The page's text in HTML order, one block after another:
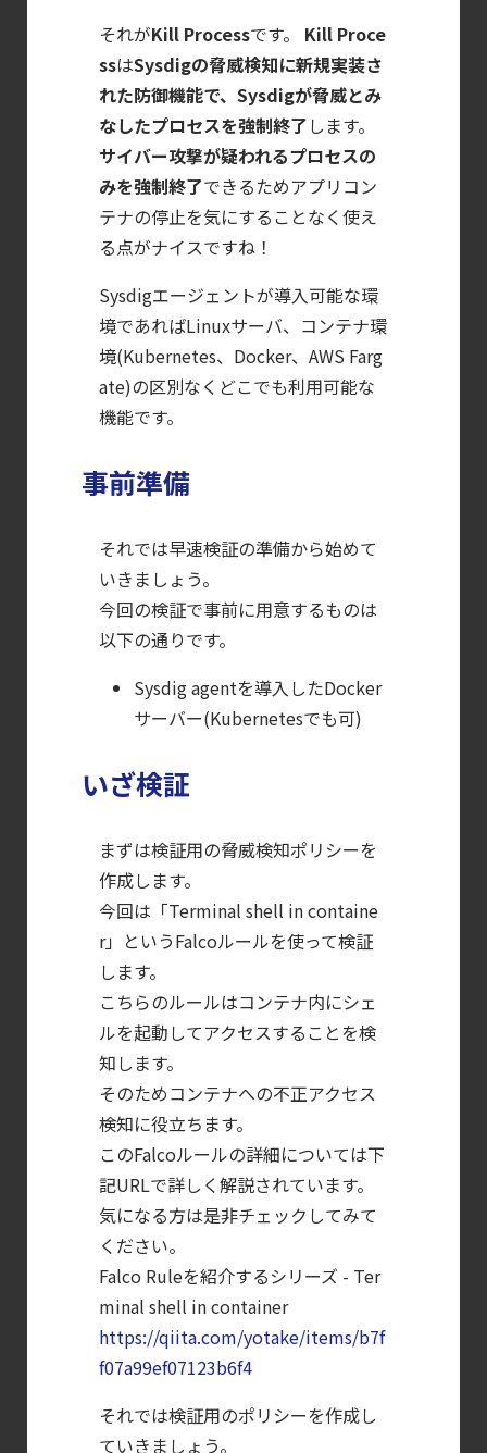
【ブログ】
JADEPUFFER
の進化：
エージェント型脅威アクターが
AI
モデルの破壊を目的としたランサムウェアを
【ブログ】CISO
Cloud Security
ガイド
【ブログ】
AWS/GCP
Falco を超える
Sysdig Secure
サーバ・
コンテナの統合セキュリティ強化
JP1・
Illumio連携における自動隔離検証
検知イベント取り扱いの課題と解消策
ブログを更新しました
CTEMとは何か｜
【ブログ】
AIワークロードのコンテナセキュリティ
｜LLM・
GPU環境を守る新しい視点
【ブログ】
CSPMとは？
クラウド構成ミスを未然に防ぐSecurity
Posture
Managementの全体像
【ブログ】
セキュリティ運用の効率化を実現するSysdig
Agent
【ブログ】
それがKill Processです。 Kill Proce
ssはSysdigの脅威検知に新規実装さ
れた防御機能で、Sysdigが脅威とみ
なしたプロセスを強制終了します。
サイバー攻撃が疑われるプロセスの
みを強制終了できるためアプリコン
テナの停止を気にすることなく使え
る点がナイスですね！
Sysdigエージェントが導入可能な環
境であればLinuxサーバ、コンテナ環
境(Kubernetes、Docker、AWS Farg
ate)の区別なくどこでも利用可能な
機能です。
事前準備
それでは早速検証の準備から始めて
いきましょう。
今回の検証で事前に用意するものは
以下の通りです。
Sysdig agentを導入したDocker
サーバー(Kubernetesでも可)
いざ検証
まずは検証用の脅威検知ポリシーを
作成します。
今回は「Terminal shell in containe
r」というFalcoルールを使って検証
します。
こちらのルールはコンテナ内にシェ
ルを起動してアクセスすることを検
知します。
そのためコンテナへの不正アクセス
検知に役立ちます。
このFalcoルールの詳細については下
記URLで詳しく解説されています。
気になる方は是非チェックしてみて
ください。
Falco Ruleを紹介するシリーズ - Ter
minal shell in container
https://qiita.com/yotake/items/b7f
f07a99ef07123b6f4
それでは検証用のポリシーを作成し
ていきましょう。